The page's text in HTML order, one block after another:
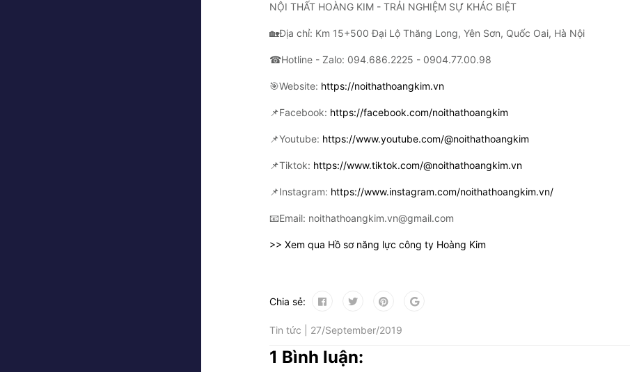
NỘI THẤT HOÀNG KIM - TRẢI NGHIỆM SỰ KHÁC BIỆT
🏡Địa chỉ: Km 15+500 Đại Lộ Thăng Long, Yên Sơn, Quốc Oai, Hà Nội
☎Hotline - Zalo: 094.686.2225 - 0904.77.00.98
🎯Website: https://noithathoangkim.vn
📌Facebook: https://facebook.com/noithathoangkim
📌Youtube: https://www.youtube.com/@noithathoangkim
📌Tiktok: https://www.tiktok.com/@noithathoangkim.vn
📌Instagram: https://www.instagram.com/noithathoangkim.vn/
📧Email: noithathoangkim.vn@gmail.com
>> Xem qua Hồ sơ năng lực công ty Hoàng Kim
Chia sẻ:
Tin tức | 27/September/2019
1 Bình luận: